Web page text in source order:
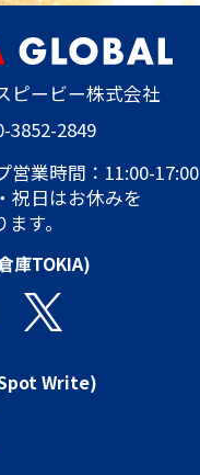
ピービー株式会社
3852-2849
営業時間：11:00-17:00
祝日はお休みを
す。
庫TOKIA)
Write)